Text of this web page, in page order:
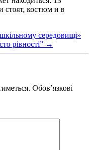
середовищі»
рівності” →
Обов’язкові